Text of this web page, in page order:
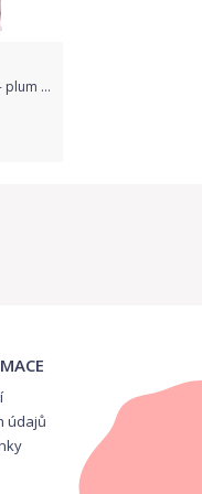
jak na jednu, tak i na
ve třídě si nosí
doma nemáme rádi
box Beckmann
zdravotní atesty na
vyztužení
zádová část
výškově nastavitelný
sportovního
odlehčení 50%
pro láhev na nápoje
Herschel Retreat Light - plum uni
údajů